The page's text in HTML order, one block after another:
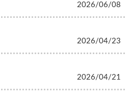
2026/06/08
2026/04/23
2026/04/21